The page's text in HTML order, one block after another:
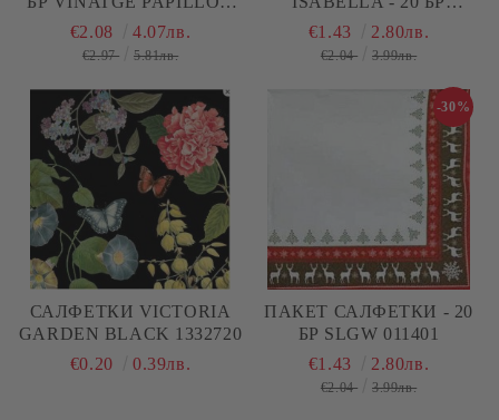
007727
€2.08 4.07лв.
€2.97 5.81лв.
13309155
€1.43 2.80лв.
€2.04 3.99лв.
САЛФЕТКИ VICTORIA
GARDEN BLACK 1332720
€0.20
0.39лв.
ПАКЕТ САЛФЕТКИ - 20
БР SLGW 011401
-30%
€1.43 2.80лв.
€2.04 3.99лв.